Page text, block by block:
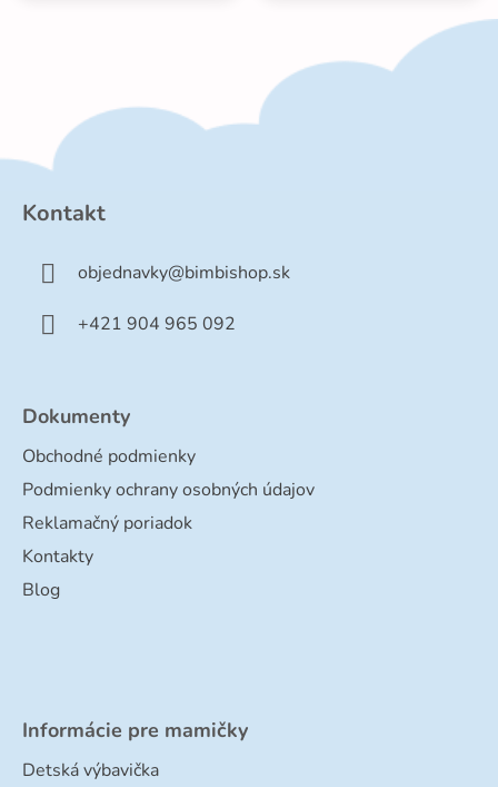
Kontakt
objednavky@bimbishop.sk
+421 904 965 092
Dokumenty
Obchodné podmienky
Podmienky ochrany osobných údajov
Reklamačný poriadok
Kontakty
Blog
Informácie pre mamičky
Detská výbavička